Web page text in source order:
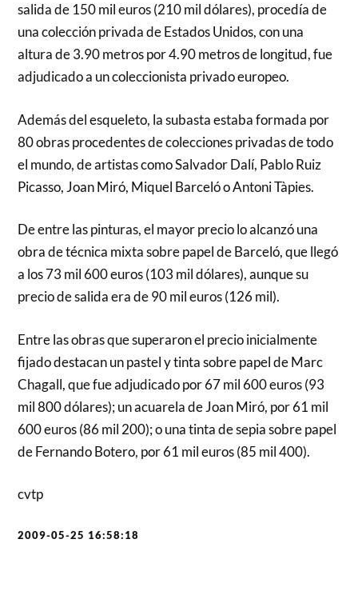
salida de 150 mil euros (210 mil dólares), procedía de
una colección privada de Estados Unidos, con una
altura de 3.90 metros por 4.90 metros de longitud, fue
adjudicado a un coleccionista privado europeo.
Además del esqueleto, la subasta estaba formada por
80 obras procedentes de colecciones privadas de todo
el mundo, de artistas como Salvador Dalí, Pablo Ruiz
Picasso, Joan Miró, Miquel Barceló o Antoni Tàpies.
De entre las pinturas, el mayor precio lo alcanzó una
obra de técnica mixta sobre papel de Barceló, que llegó
a los 73 mil 600 euros (103 mil dólares), aunque su
precio de salida era de 90 mil euros (126 mil).
Entre las obras que superaron el precio inicialmente
fijado destacan un pastel y tinta sobre papel de Marc
Chagall, que fue adjudicado por 67 mil 600 euros (93
mil 800 dólares); un acuarela de Joan Miró, por 61 mil
600 euros (86 mil 200); o una tinta de sepia sobre papel
de Fernando Botero, por 61 mil euros (85 mil 400).
cvtp
2009-05-25 16:58:18